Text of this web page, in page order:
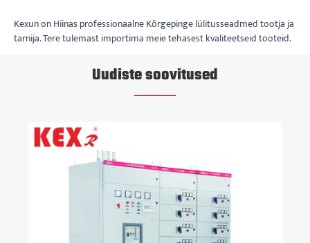
Kexun on Hiinas professionaalne Kõrgepinge lülitusseadmed tootja ja
tarnija. Tere tulemast importima meie tehasest kvaliteetseid tooteid.
Uudiste soovitused